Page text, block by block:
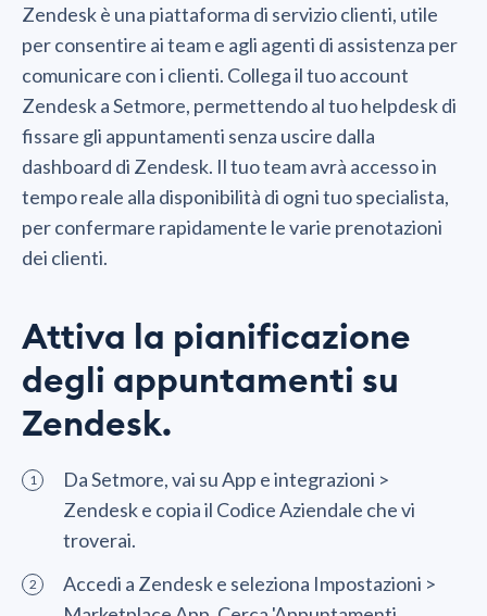
Zendesk è una piattaforma di servizio clienti, utile
per consentire ai team e agli agenti di assistenza per
comunicare con i clienti. Collega il tuo account
Zendesk a Setmore, permettendo al tuo helpdesk di
fissare gli appuntamenti senza uscire dalla
dashboard di Zendesk. Il tuo team avrà accesso in
tempo reale alla disponibilità di ogni tuo specialista,
per confermare rapidamente le varie prenotazioni
dei clienti.
Attiva la pianificazione
degli appuntamenti su
Zendesk.
Da Setmore, vai su App e integrazioni >
Zendesk e copia il Codice Aziendale che vi
troverai.
Accedi a Zendesk e seleziona Impostazioni >